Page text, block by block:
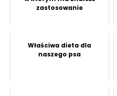
zastosowanie
Właściwa dieta dla
naszego psa